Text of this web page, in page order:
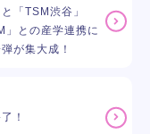
「TSM渋谷」
」との産学連携に
が集大成！
！